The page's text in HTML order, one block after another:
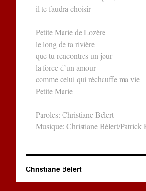
il te faudra choisir
Petite Marie de Lozère
le long de ta rivière
que tu rencontres un jour
la force d’un amour
comme celui qui réchauffe ma vie
Petite Marie
Paroles: Christiane Bélert
Musique: Christiane Bélert/Patrick
Christiane Bélert